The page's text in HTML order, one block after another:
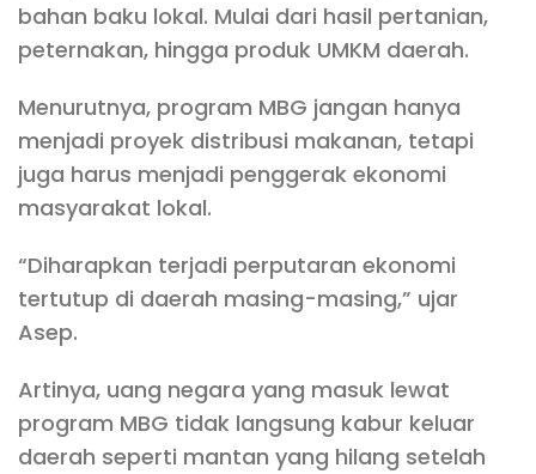
bahan baku lokal. Mulai dari hasil pertanian,
peternakan, hingga produk UMKM daerah.
Menurutnya, program MBG jangan hanya
menjadi proyek distribusi makanan, tetapi
juga harus menjadi penggerak ekonomi
masyarakat lokal.
“Diharapkan terjadi perputaran ekonomi
tertutup di daerah masing-masing,” ujar
Asep.
Artinya, uang negara yang masuk lewat
program MBG tidak langsung kabur keluar
daerah seperti mantan yang hilang setelah